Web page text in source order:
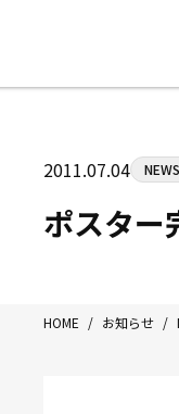
Tel/Fax：042-622-
2011.07.04 NEWS
ポスター
HOME / お知らせ /